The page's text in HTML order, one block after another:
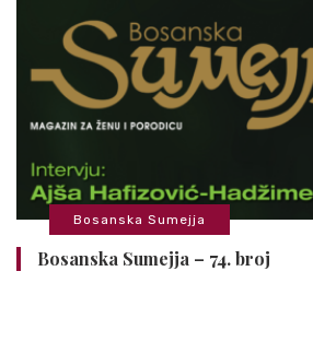
Bosanska Sumejja
Bosanska Sumejja – 74. broj